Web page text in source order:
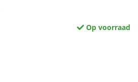
Op voorraad